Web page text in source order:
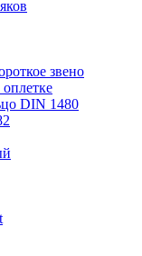
звено
DIN 1480